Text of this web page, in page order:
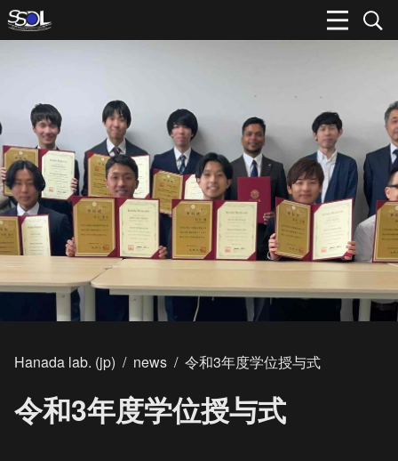
Hanada lab. (jp) / news / 令和3年度学位授与式
令和3年度学位授与式